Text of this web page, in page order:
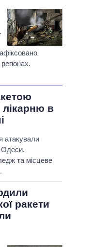
лікарню в
атакували
Одеси.
та місцеве
ракети